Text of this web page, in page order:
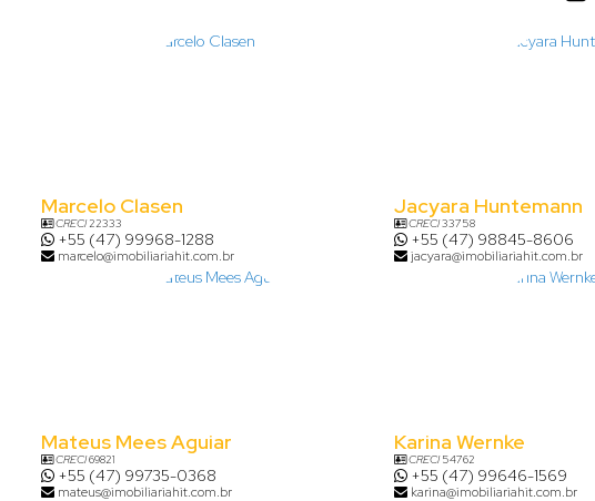
Marcelo Clasen
CRECI22333
+55 (47) 99968-1288
marcelo@imobiliariahit.com.br
Jacyara Huntemann
CRECI33758
+55 (47) 98845-8606
jacyara@imobiliariahit.com.br
Mateus Mees Aguiar
CRECI69821
+55 (47) 99735-0368
mateus@imobiliariahit.com.br
Karina Wernke
CRECI54762
+55 (47) 99646-1569
karina@imobiliariahit.com.br